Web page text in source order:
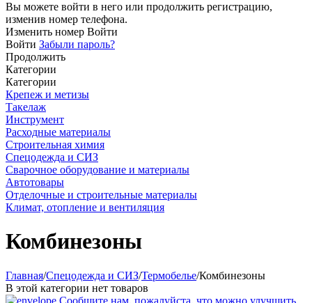
Вы можете войти в него или продолжить регистрацию,
изменив номер телефона.
Изменить номер Войти
Войти Забыли пароль?
Продолжить
Категории
Категории
Крепеж и метизы
Такелаж
Инструмент
Расходные материалы
Строительная химия
Спецодежда и СИЗ
Сварочное оборудование и материалы
Автотовары
Отделочные и строительные материалы
Климат, отопление и вентиляция
Комбинезоны
Главная/Спецодежда и СИЗ/Термобелье/Комбинезоны
В этой категории нет товаров
Сообщите нам, пожалуйста, что можно улучшить